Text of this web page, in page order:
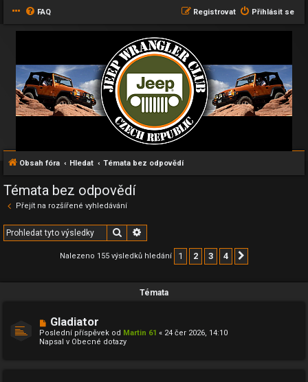
FAQ Přihlásit se
Registrovat
Obsah fóra Hledat Témata bez odpovědí
Témata bez odpovědí
Přejít na rozšířené vyhledávání
Hledat
Nalezeno 155 výsledků hledání 1 2 3 4
Témata
N
o
v
ý
Gladiator
Poslední příspěvek od Martin 61 « 24 čer 2026, 14:10
Napsal v Obecné dotazy